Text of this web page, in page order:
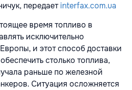
передаетinterfax.com.ua
время топливо в
исключительно
и этот способ доставки
столько топлива,
раньше по железной
Ситуация осложняется